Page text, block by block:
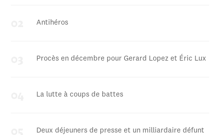
Antihéros
Procès en décembre pour Gerard Lopez et Éric Lux
La lutte à coups de battes
Deux déjeuners de presse et un milliardaire défunt